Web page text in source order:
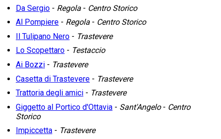
Da Sergio - Regola - Centro Storico
Al Pompiere - Regola - Centro Storico
Il Tulipano Nero - Trastevere
Lo Scopettaro - Testaccio
Ai Bozzi - Trastevere
Casetta di Trastevere - Trastevere
Trattoria degli amici - Trastevere
Giggetto al Portico d'Ottavia - Sant'Angelo- Centro
Storico
Impiccetta - Trastevere